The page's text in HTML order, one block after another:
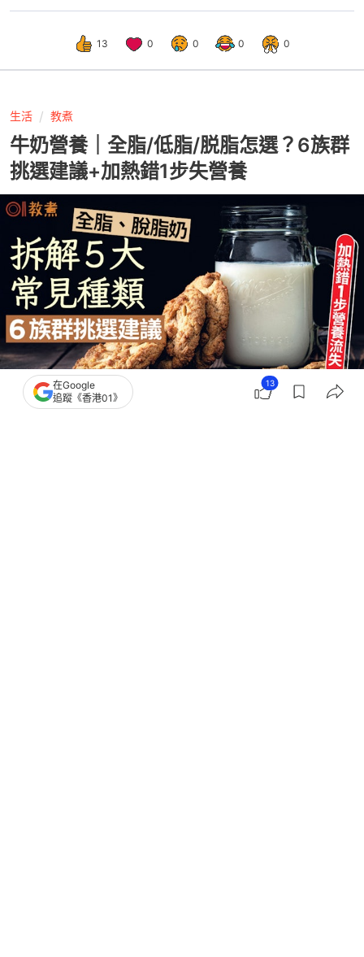
13 0 0 0 0
生活 教煮
牛奶營養｜全脂/低脂/脱脂怎選？6族群
挑選建議+加熱錯1步失營養
撰文：Goody25
在Google
追蹤《香港01》
13